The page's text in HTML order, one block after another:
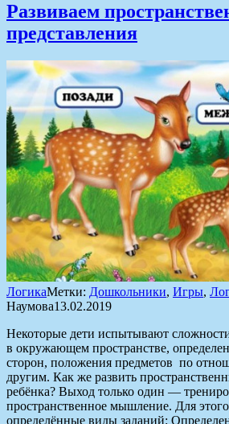
Развиваем
представления
ЛогикаМетки: Дошкольники, Игры,
Наумова13.02.2019
Некоторые дети испытывают
в окружающем пространстве,
сторон, положения предметов по
другим. Как же развить
ребёнка? Выход только один —
пространственное мышление. Для
определённые виды заданий: